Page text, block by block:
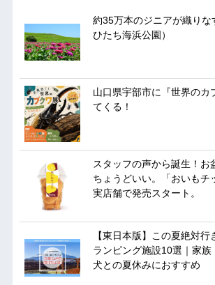
約35万本のジニアが織りな
ひたち海浜公園）
山口県宇部市に『世界のカ
てくる！
スタッフの声から誕生！お
ちょうどいい。「おいもチ
実店舗で発売スタート。
【東日本版】この夏絶対
ランピング施設10選｜家族
犬との夏休みにおすすめ